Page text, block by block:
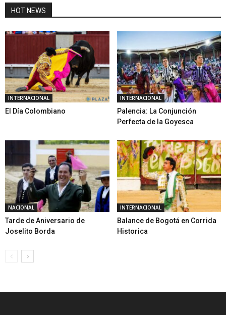
HOT NEWS
INTERNACIONAL
El Día Colombiano
INTERNACIONAL
Palencia: La Conjunción
Perfecta de la Goyesca
NACIONAL
Tarde de Aniversario de
Joselito Borda
INTERNACIONAL
Balance de Bogotá en Corrida
Historica